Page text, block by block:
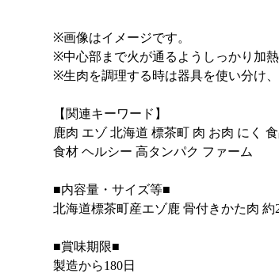
※画像はイメージです。
※中心部まで火が通るようしっかり加熱
※生肉を調理する時は器具を使い分け
【関連キーワード】
鹿肉 エゾ 北海道 標茶町 肉 お肉 にく
食材 ヘルシー 高タンパク ファーム
■内容量・サイズ等■
北海道標茶町産エゾ鹿 骨付きかた肉 約
■賞味期限■
製造から180日